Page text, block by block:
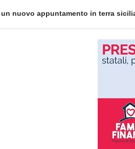
in terra siciliana: